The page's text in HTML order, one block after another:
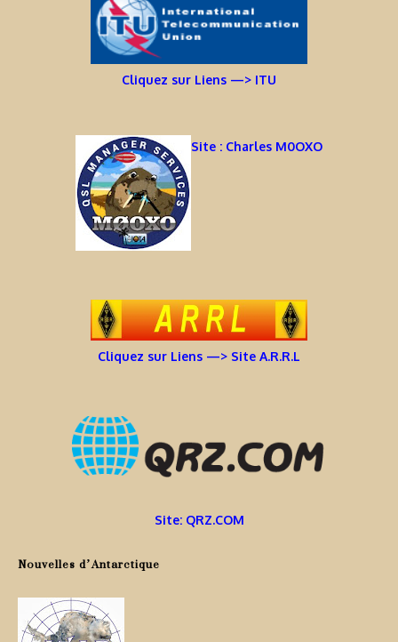
Cliquez sur Liens —> ITU
Site : Charles M0OXO
Cliquez sur Liens —> Site A.R.R.L
Site: QRZ.COM
Nouvelles d’Antarctique